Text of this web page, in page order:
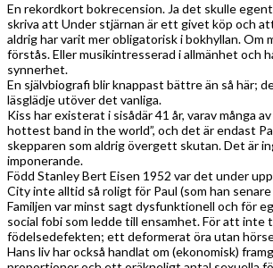
En rekordkort bokrecension. Ja det skulle
skriva att Under stjärnan är ett givet köp och
aldrig har varit mer obligatorisk i bokhyllan. Om
förstås. Eller musikintresserad i allmänhet och
synnerhet.
En självbiografi blir knappast bättre än så här;
läsglädje utöver det vanliga.
Kiss har existerat i sisådär 41 år, varav många
hottest band in the world”, och det är endast
skepparen som aldrig övergett skutan. Det är
imponerande.
Född Stanley Bert Eisen 1952 var det under
City inte alltid så roligt för Paul (som han
Familjen var minst sagt dysfunktionell och för
social fobi som ledde till ensamhet. För att inte
födelsedefekten; ett deformerat öra utan
Hans liv har också handlat om (ekonomisk)